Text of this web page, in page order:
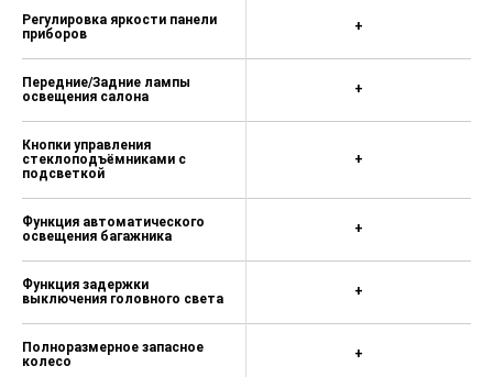
Регулировка яркости панели
приборов
Передние/Задние лампы
освещения салона
Кнопки управления
стеклоподъёмниками с
подсветкой
Функция автоматического
освещения багажника
Функция задержки
выключения головного света
Полноразмерное запасное
колесо
+
+
+
+
+
+